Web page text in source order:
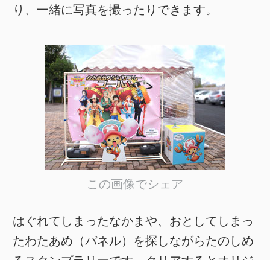
り、一緒に写真を撮ったりできます。
この画像でシェア
はぐれてしまったなかまや、おとしてしまっ
たわたあめ（パネル）を探しながらたのしめ